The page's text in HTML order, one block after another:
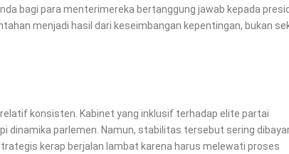
bagi para menterimereka bertanggung jawab kepada
menjadi hasil dari keseimbangan kepentingan, bukan
konsisten. Kabinet yang inklusif terhadap elite partai
dinamika parlemen. Namun, stabilitas tersebut sering
kerap berjalan lambat karena harus melewati proses